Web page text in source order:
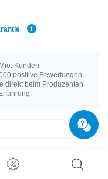
Kunden
positive Bewertungen
direkt beim Produzenten
1,6 mm. Für dich erhältlich